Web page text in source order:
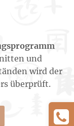
und
wird der
überprüft.